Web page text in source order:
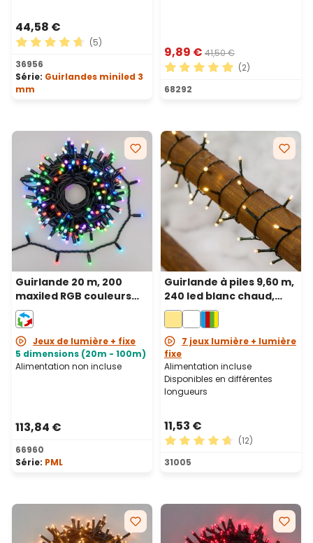
44,58 €
Note moyenne de 4.8 sur 5 étoiles
(5)
36956
Série: Guirlandes miniled 3
mm
9,89 € 41,50 €
Note moyenne de 5 sur 5
(2)
68292
Guirlande 20 m, 200
maxiled RGB couleurs
changeantes, câble
noir, prolongeable, IP67
Jeux de lumière + fixe
5 dimensions (20m - 100m)
Alimentation non incluse
113,84 €
66960
Série: PML
Guirlande à piles 9,60 m,
240 led blanc chaud,
câble vert
7 jeux lumière + lumière
fixe
Alimentation incluse
Disponibles en différentes
longueurs
11,53 €
Note moyenne de 4.75 sur
(12)
31005